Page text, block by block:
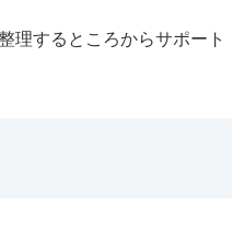
理するところからサポート